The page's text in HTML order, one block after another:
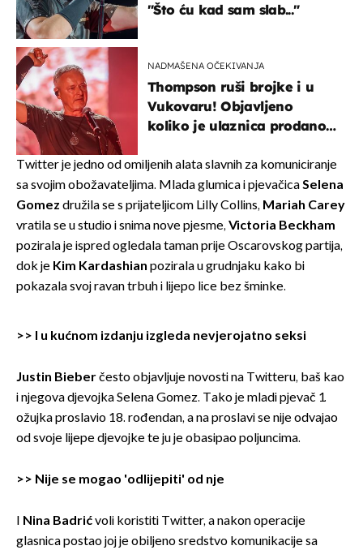
"Što ću kad sam slab..."
NADMAŠENA OČEKIVANJA
Thompson ruši brojke i u
Vukovaru! Objavljeno
koliko je ulaznica prodano
Twitter je jedno od omiljenih alata slavnih za komuniciranje
sa svojim obožavateljima. Mlada glumica i pjevačicaSelena
Gomez družila se s prijateljicom Lilly Collins, Mariah Carey
vratila se u studio i snima nove pjesme,Victoria Beckham
pozirala je ispred ogledala taman prije Oscarovskog partija,
dok je Kim Kardashian pozirala u grudnjaku kako bi
pokazala svoj ravan trbuh i lijepo lice bez šminke.
>> I u kućnom izdanju izgleda nevjerojatno seksi
Justin Bieberčesto objavljuje novosti na Twitteru, baš kao
i njegova djevojka Selena Gomez. Tako je mladi pjevač 1.
ožujka proslavio 18. rođendan, a na proslavi se nije odvajao
od svoje lijepe djevojke te ju je obasipao poljuncima.
>> Nije se mogao 'odlijepiti' od nje
I Nina Badrićvoli koristiti Twitter, a nakon operacije
glasnica postao joj je obiljeno sredstvo komunikacije sa